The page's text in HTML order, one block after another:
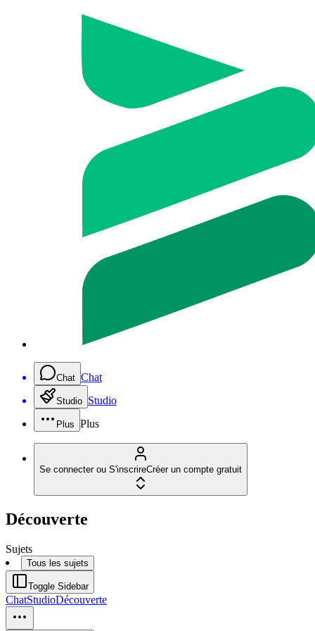
Chat Chat
Studio Studio
Plus Plus
Se connecter ou S'inscrireCréer un compte gratuit
Découverte
Sujets
Tous les sujets
Toggle Sidebar
ChatStudioDécouverte